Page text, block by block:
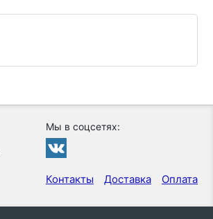
Мы в соцсетях:
Контакты Доставка Оплата